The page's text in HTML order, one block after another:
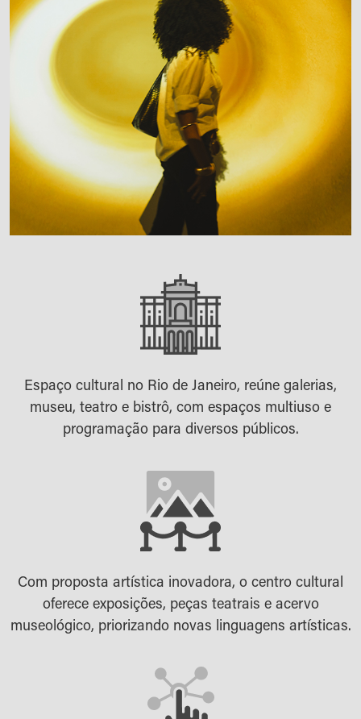
Espaço cultural no Rio de Janeiro, reúne galerias,
museu, teatro e bistrô, com espaços multiuso e
programação para diversos públicos.
Com proposta artística inovadora, o centro cultural
oferece exposições, peças teatrais e acervo
museológico, priorizando novas linguagens artísticas.